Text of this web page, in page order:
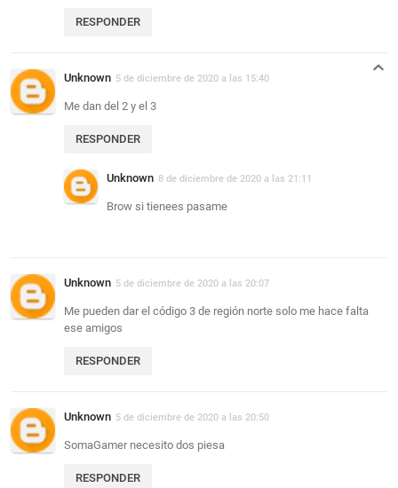
RESPONDER
Unknown 5 de diciembre de 2020 a las 15:40
Me dan del 2 y el 3
RESPONDER
Unknown 8 de diciembre de 2020 a las 21:11
Brow si tienees pasame
Unknown 5 de diciembre de 2020 a las 20:07
Me pueden dar el código 3 de región norte solo me hace falta
ese amigos
RESPONDER
Unknown 5 de diciembre de 2020 a las 20:50
SomaGamer necesito dos piesa
RESPONDER